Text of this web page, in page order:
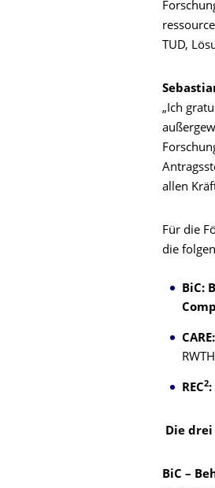
TUD,
„Ich
allen
Für die
die
BiC:
REC2:
Die
BiC –